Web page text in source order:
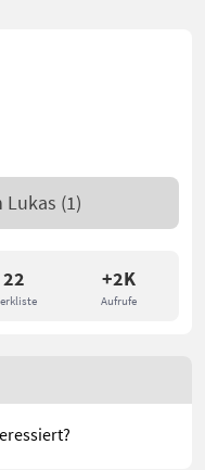
22 +2K
Aufrufe
Lukas (1)